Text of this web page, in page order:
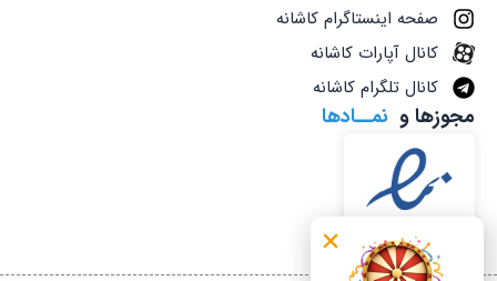
صفحه اینستاگرام کاشانه
کانال آپارات کاشانه
کانال تلگرام کاشانه
مجوزها و نمــادها